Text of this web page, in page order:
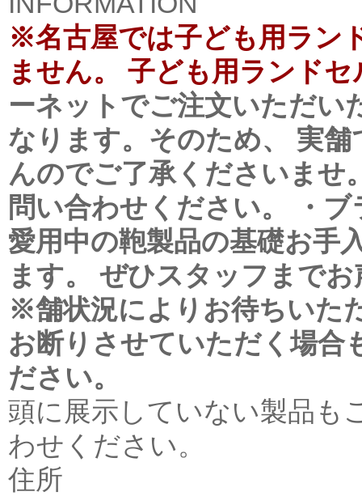
※名古屋では子ども用ラン
ません。 子ども用ランドセ
ーネットでご注文いただい
なります。そのため、 実
んのでご了承くださいませ
問い合わせください。
・
愛用中の鞄製品の基礎お手
ます。 ぜひスタッフまで
※舗状況によりお待ちいた
お断りさせていただく場合
ださい。
頭に展示していない製品も
わせください。
住所